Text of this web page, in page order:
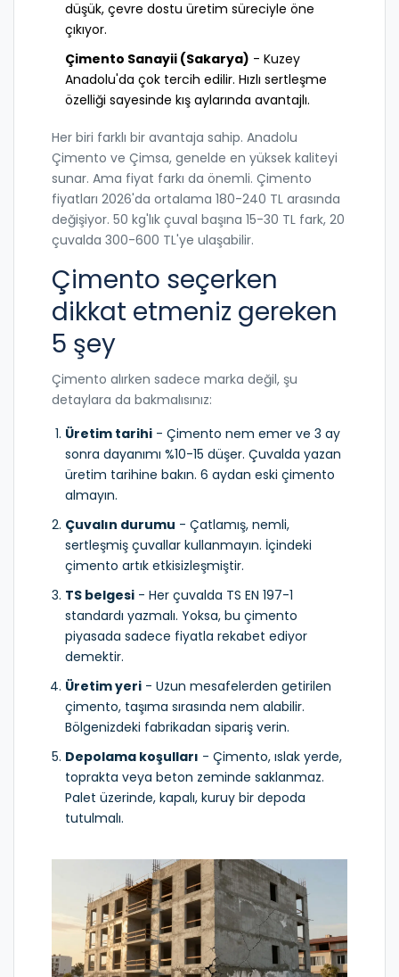
düşük, çevre dostu üretim süreciyle öne
çıkıyor.
Çimento Sanayii (Sakarya) - Kuzey
Anadolu'da çok tercih edilir. Hızlı sertleşme
özelliği sayesinde kış aylarında avantajlı.
Her biri farklı bir avantaja sahip. Anadolu
Çimento ve Çimsa, genelde en yüksek kaliteyi
sunar. Ama fiyat farkı da önemli. Çimento
fiyatları 2026'da ortalama 180-240 TL arasında
değişiyor. 50 kg'lık çuval başına 15-30 TL fark, 20
çuvalda 300-600 TL'ye ulaşabilir.
Çimento seçerken
dikkat etmeniz gereken
5 şey
Çimento alırken sadece marka değil, şu
detaylara da bakmalısınız:
Üretim tarihi - Çimento nem emer ve 3 ay
sonra dayanımı %10-15 düşer. Çuvalda yazan
üretim tarihine bakın. 6 aydan eski çimento
almayın.
Çuvalın durumu - Çatlamış, nemli,
sertleşmiş çuvallar kullanmayın. İçindeki
çimento artık etkisizleşmiştir.
TS belgesi - Her çuvalda TS EN 197-1
standardı yazmalı. Yoksa, bu çimento
piyasada sadece fiyatla rekabet ediyor
demektir.
Üretim yeri - Uzun mesafelerden getirilen
çimento, taşıma sırasında nem alabilir.
Bölgenizdeki fabrikadan sipariş verin.
Depolama koşulları - Çimento, ıslak yerde,
toprakta veya beton zeminde saklanmaz.
Palet üzerinde, kapalı, kuruy bir depoda
tutulmalı.